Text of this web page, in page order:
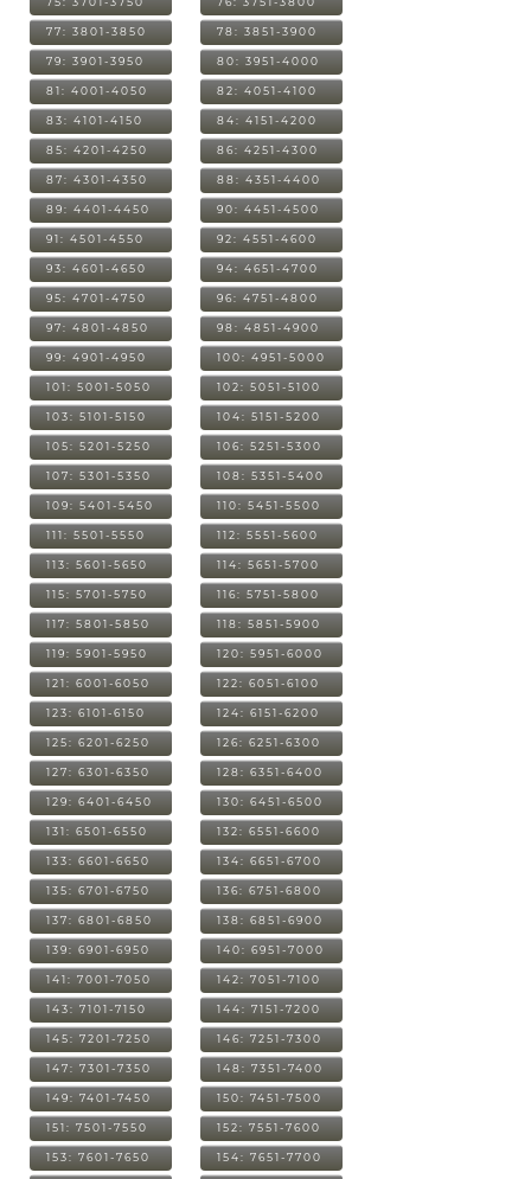
77: 3801-3850 78: 3851-3900
79: 3901-3950 80: 3951-4000
81: 4001-4050 82: 4051-4100
83: 4101-4150 84: 4151-4200
85: 4201-4250 86: 4251-4300
87: 4301-4350 88: 4351-4400
89: 4401-4450 90: 4451-4500
91: 4501-4550 92: 4551-4600
93: 4601-4650 94: 4651-4700
95: 4701-4750 96: 4751-4800
97: 4801-4850 98: 4851-4900
99: 4901-4950 100: 4951-5000
101: 5001-5050 102: 5051-5100
103: 5101-5150 104: 5151-5200
105: 5201-5250 106: 5251-5300
107: 5301-5350 108: 5351-5400
109: 5401-5450 110: 5451-5500
111: 5501-5550 112: 5551-5600
113: 5601-5650 114: 5651-5700
115: 5701-5750 116: 5751-5800
117: 5801-5850 118: 5851-5900
119: 5901-5950 120: 5951-6000
121: 6001-6050 122: 6051-6100
123: 6101-6150 124: 6151-6200
125: 6201-6250 126: 6251-6300
127: 6301-6350 128: 6351-6400
129: 6401-6450 130: 6451-6500
131: 6501-6550 132: 6551-6600
133: 6601-6650 134: 6651-6700
135: 6701-6750 136: 6751-6800
137: 6801-6850 138: 6851-6900
139: 6901-6950 140: 6951-7000
141: 7001-7050 142: 7051-7100
143: 7101-7150 144: 7151-7200
145: 7201-7250 146: 7251-7300
147: 7301-7350 148: 7351-7400
149: 7401-7450 150: 7451-7500
151: 7501-7550 152: 7551-7600
153: 7601-7650 154: 7651-7700